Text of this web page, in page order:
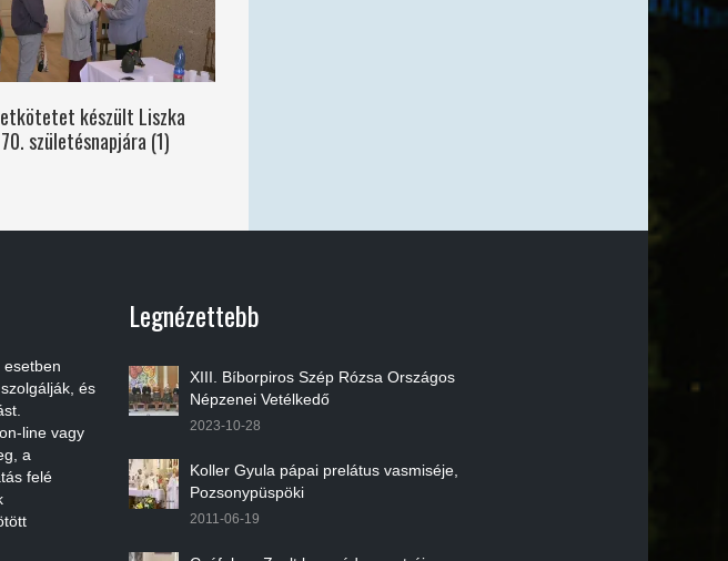
készült Liszka
születésnapjára (1)
és
line vagy
a
felé
Legnézettebb
XIII. Bíborpiros Szép Rózsa Országos
Népzenei Vetélkedő
2023-10-28
Koller Gyula pápai prelátus vasmiséje,
Pozsonypüspöki
2011-06-19